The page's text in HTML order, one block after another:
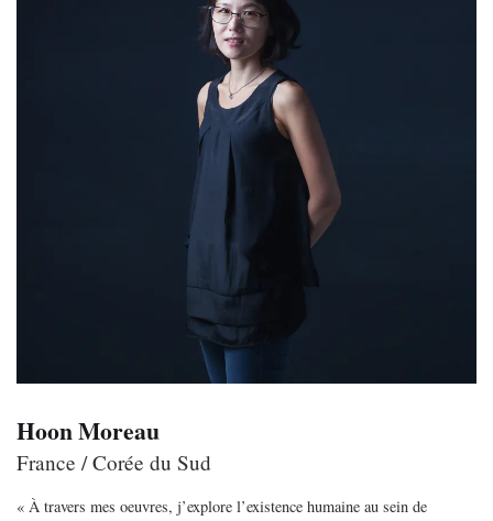
Hoon Moreau
France / Corée du Sud
« À travers mes oeuvres, j’explore l’existence humaine au sein de